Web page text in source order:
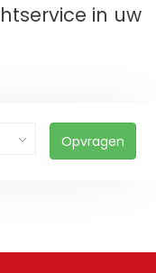
in uw
Opvragen